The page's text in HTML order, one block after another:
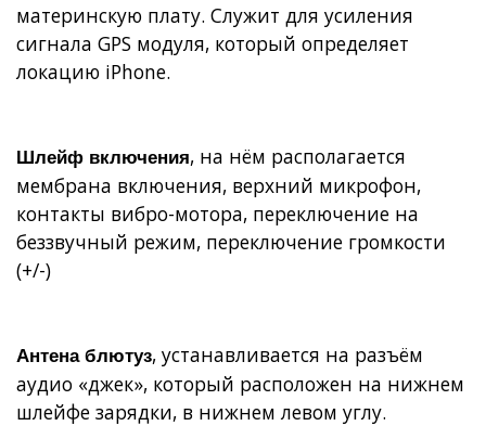
материнскую плату. Служит для усиления
сигнала GPS модуля, который определяет
локацию iPhone.
Шлейф включения, на нём располагается
мембрана включения, верхний микрофон,
контакты вибро-мотора, переключение на
беззвучный режим, переключение громкости
(+/-)
Антена блютуз, устанавливается на разъём
аудио «джек», который расположен на нижнем
шлейфе зарядки, в нижнем левом углу.